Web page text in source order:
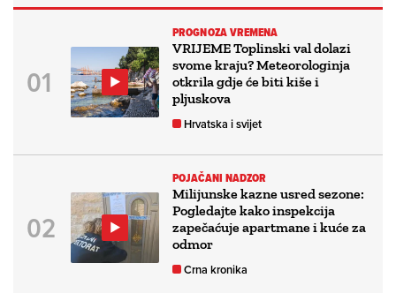
PROGNOZA VREMENA
VRIJEME Toplinski val dolazi
svome kraju? Meteorologinja
otkrila gdje će biti kiše i
pljuskova
Hrvatska i svijet
POJAČANI NADZOR
Milijunske kazne usred sezone:
Pogledajte kako inspekcija
zapečaćuje apartmane i kuće za
odmor
Crna kronika